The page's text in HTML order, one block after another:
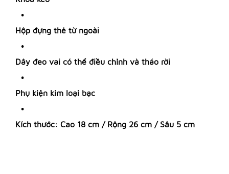
Hộp đựng thẻ từ ngoài
Dây đeo vai có thể điều chỉnh và tháo rời
Phụ kiện kim loại bạc
Kích thước: Cao 18 cm / Rộng 26 cm / Sâu 5 cm